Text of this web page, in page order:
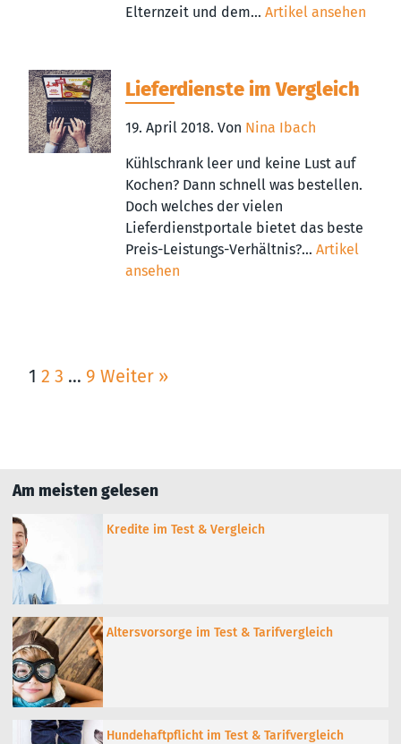
Elternzeit und dem... Artikel ansehen
Lieferdienste im Vergleich
19. April 2018. Von Nina Ibach
Kühlschrank leer und keine Lust auf
Kochen? Dann schnell was bestellen.
Doch welches der vielen
Lieferdienstportale bietet das beste
Preis-Leistungs-Verhältnis?... Artikel
ansehen
1 2 3 … 9 Weiter »
Am meisten gelesen
Kredite im Test & Vergleich
Altersvorsorge im Test & Tarifvergleich
Hundehaftpflicht im Test & Tarifvergleich